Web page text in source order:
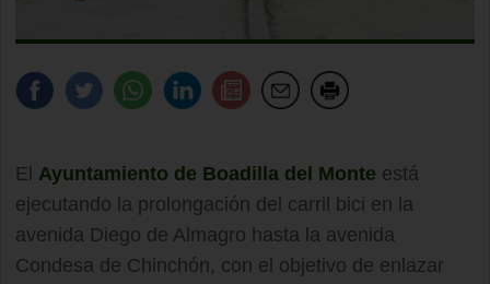
El Ayuntamiento de Boadilla del Monte está
ejecutando la prolongación del carril bici en la
avenida Diego de Almagro hasta la avenida
Condesa de Chinchón, con el objetivo de enlazar